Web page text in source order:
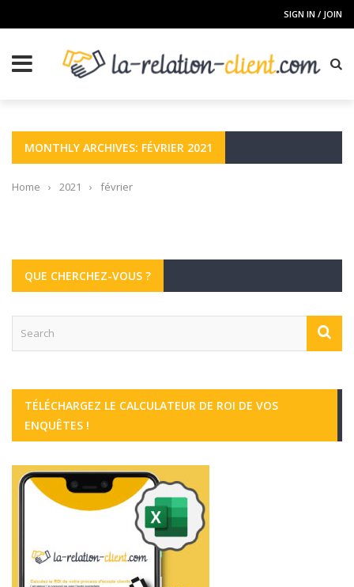
SIGN IN / JOIN
MONTHLY ARCHIVES: FÉVRIER 2021
Home › 2021 › février
QUE CHERCHEZ-VOUS ?
TÉLÉCHARGEZ LE CALCULATEUR DE ROI DE VOS
ENQUÊTES !